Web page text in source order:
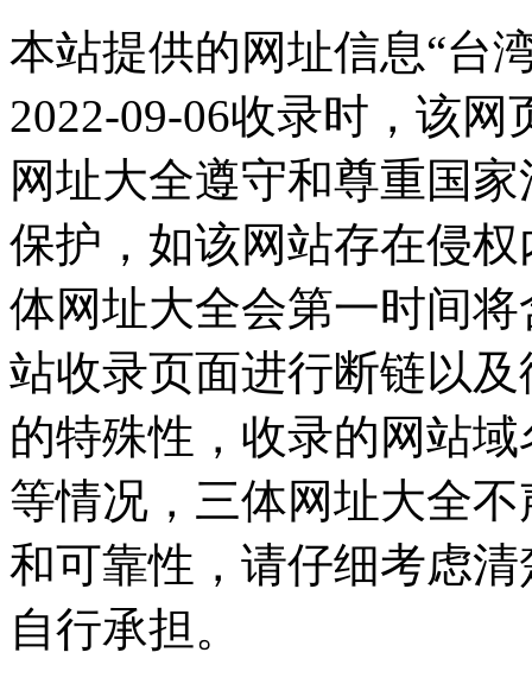
本站提供的网址信息“台
2022-09-06收录时，该
网址大全遵守和尊重国
保护，如该网站存在侵
体网址大全会第一时间
站收录页面进行断链以
的特殊性，收录的网站
等情况，三体网址大全
和可靠性，请仔细考虑
自行承担。